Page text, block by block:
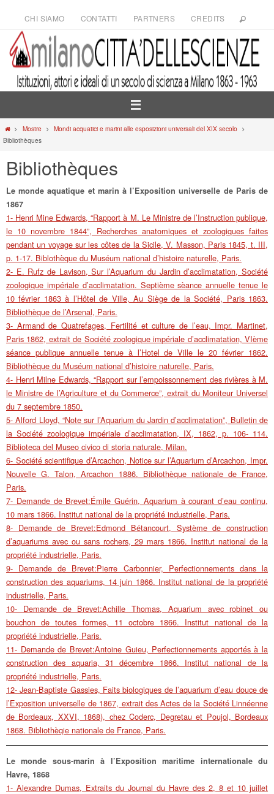
contenuto
CHI SIAMO CONTATTI PARTNERS CREDITS
HomeMostre
Mondi acquatici e marini alle esposizioni universali del XIX secolo
Bibliothèques
Bibliothèques
Le monde aquatique et marin à l’Exposition universelle de Paris de
1867
1- Henri Mine Edwards, “Rapport à M. Le Ministre de l’Instruction publique,
le 10 novembre 1844”, Recherches anatomiques et zoologiques faites
pendant un voyage sur les côtes de la Sicile, V. Masson, Paris 1845, t. III,
p. 1-17. Biblothèque du Muséum national d’histoire naturelle, Paris.
2- E. Rufz de Lavison, Sur l’Aquarium du Jardin d’acclimatation, Société
zoologique impériale d’acclimatation. Septième sèance annuelle tenue le
10 février 1863 à l’Hôtel de Ville, Au Siège de la Société, Paris 1863.
Bibliothèque de l’Arsenal, Paris.
3- Armand de Quatrefages, Fertilité et culture de l’eau, Impr. Martinet,
Paris 1862, extrait de Société zoologique impériale d’acclimatation, VIème
séance publique annuelle tenue à l’Hotel de Ville le 20 février 1862.
Bibliothèque du Muséum national d’histoire naturelle, Paris.
4- Henri Milne Edwards, “Rapport sur l’empoissonnement des rivières à M.
le Ministre de l’Agriculture et du Commerce”, extrait du Moniteur Universel
du 7 septembre 1850.
5- Alford Lloyd, “Note sur l’Aquarium du Jardin d’acclimatation”, Bulletin de
la Société zoologique impériale d’acclimatation, IX, 1862, p. 106- 114.
Biblioteca del Museo civico di storia naturale, Milan.
6- Société scientifique d’Arcachon, Notice sur l’Aquarium d’Arcachon, Impr.
Nouvelle G. Talon, Arcachon 1886. Bibliothèque nationale de France,
Paris.
7- Demande de Brevet:Émile Guérin, Aquarium à courant d’eau continu,
10 mars 1866. Institut national de la propriété industrielle, Paris.
8- Demande de Brevet:Edmond Bétancourt, Système de construction
d’aquariums avec ou sans rochers, 29 mars 1866. Institut national de la
propriété industrielle, Paris.
9- Demande de Brevet:Pierre Carbonnier, Perfectionnements dans la
construction des aquariums, 14 juin 1866. Institut national de la propriété
industrielle, Paris.
10- Demande de Brevet:Achille Thomas, Aquarium avec robinet ou
bouchon de toutes formes, 11 octobre 1866. Institut national de la
propriété industrielle, Paris.
11- Demande de Brevet:Antoine Guieu, Perfectionnements apportés à la
construction des aquaria, 31 décembre 1866. Institut national de la
propriété industrielle, Paris.
12- Jean-Baptiste Gassies, Faits biologiques de l’aquarium d’eau douce de
l’Exposition universelle de 1867, extrait des Actes de la Société Linnéenne
de Bordeaux, XXVI, 1868), chez Coderc, Degretau et Poujol, Bordeaux
1868. Bibliothèqie nationale de France, Paris.
Le monde sous-marin à l’Exposition maritime internationale du
Havre, 1868
1- Alexandre Dumas, Extraits du Journal du Havre des 2, 8 et 10 juillet